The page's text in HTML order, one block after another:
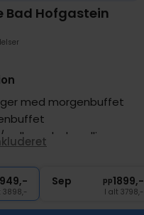
Bad Hofgastein
med morgenbuffet
behandlinger
3898,-
Sep pp1899,-
I alt 3798,-